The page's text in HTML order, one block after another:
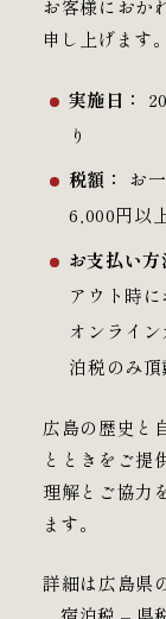
お客様におか
申し上げます。
実施日：
り
税額：
お
6,000円以
お支払い方
アウト時
オンライ
泊税のみ頂
広島の歴史と
とときをご提
理解とご協力
ます。
詳細は広島県